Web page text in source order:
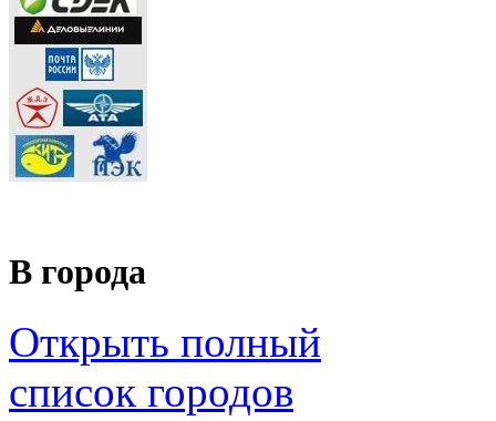
В города
Открыть полный
список городов